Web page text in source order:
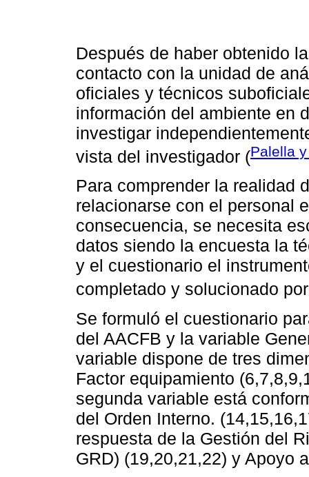
Después de haber obtenido
contacto con la unidad de
oficiales y técnicos
información del ambiente en
investigar
vista del investigador (Palella
Para comprender la realidad
relacionarse con el personal
consecuencia, se necesita
datos siendo la encuesta la
y el cuestionario el
completado y solucionado
Se formuló el cuestionario
del AACFB y la variable
variable dispone de tres
Factor equipamiento
segunda variable está
del Orden Interno.
respuesta de la Gestión del
GRD) (19,20,21,22) y Apoyo